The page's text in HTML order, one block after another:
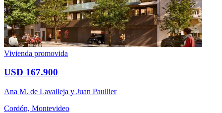
Vivienda promovida
USD 167.900
Ana M. de Lavalleja y Juan Paullier
Cordón, Montevideo